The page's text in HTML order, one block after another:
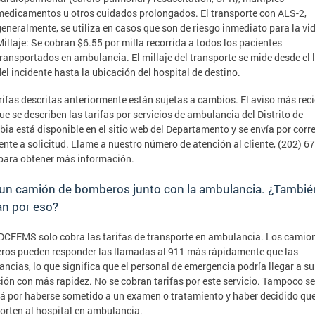
u otros cuidados prolongados. El transporte con ALS-2,
se utiliza en casos que son de riesgo inmediato para la
Se cobran $6.55 por milla recorrida a todos los pacientes
en ambulancia. El millaje del transporte se mide desde el
incidente hasta la ubicación del hospital de destino.
descritas anteriormente están sujetas a cambios. El aviso más
se describen las tarifas por servicios de ambulancia del Distrito de
está disponible en el sitio web del Departamento y se envía por
a solicitud. Llame a nuestro número de atención al cliente, (202)
obtener más información.
camión de bomberos junto con la ambulancia.
por eso?
solo cobra las tarifas de transporte en ambulancia. Los
pueden responder las llamadas al 911 más rápidamente que las
lo que significa que el personal de emergencia podría llegar a su
con más rapidez. No se cobran tarifas por este servicio. Tampoco
por haberse sometido a un examen o tratamiento y haber decidido
al hospital en ambulancia.